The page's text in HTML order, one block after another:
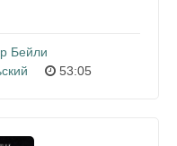
Бейли
53:05